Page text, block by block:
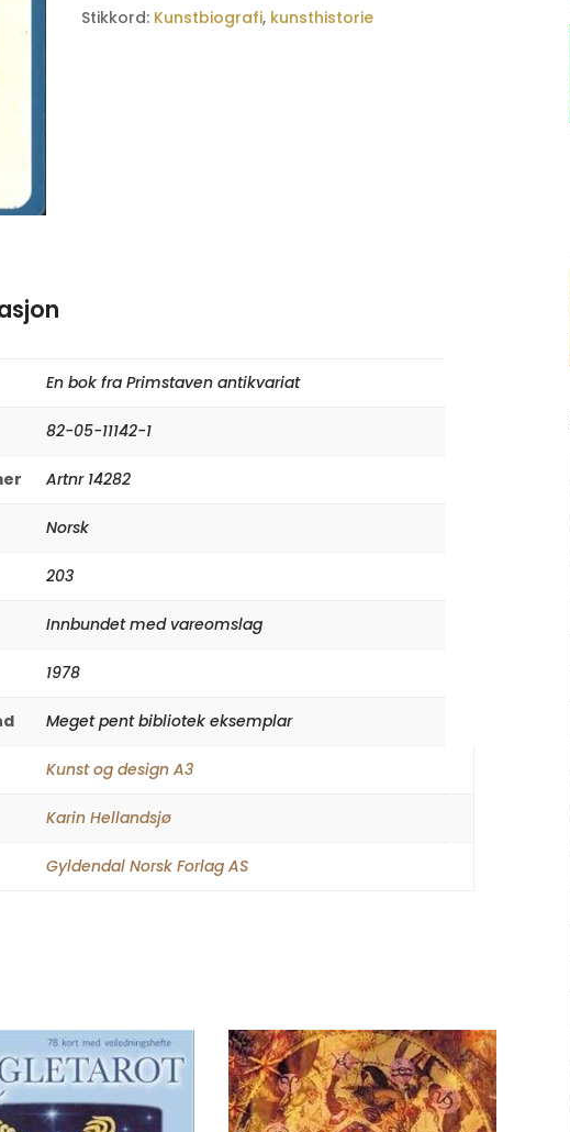
Stikkord: Kunstbiografi, kunsthistorie
En bok fra Primstaven antikvariat
82-05-11142-1
Artnr 14282
Norsk
203
Innbundet med vareomslag
1978
Meget pent bibliotek eksemplar
Kunst og design A3
Karin Hellandsjø
Gyldendal Norsk Forlag AS